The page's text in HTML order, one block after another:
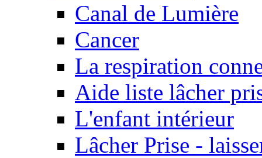
Canal de Lumière
Cancer
La respiration
Aide liste lâcher
L'enfant intérieur
Lâcher Prise -